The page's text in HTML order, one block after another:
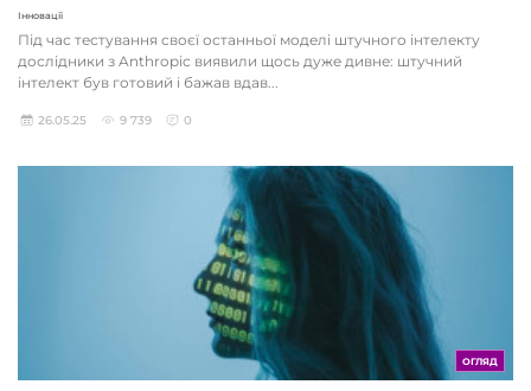
Інновації
Під час тестування своєї останньої моделі штучного інтелекту
дослідники з Anthropic виявили щось дуже дивне: штучний
інтелект був готовий і бажав вдав...
26.05.25 9 739 0
ОГЛЯД